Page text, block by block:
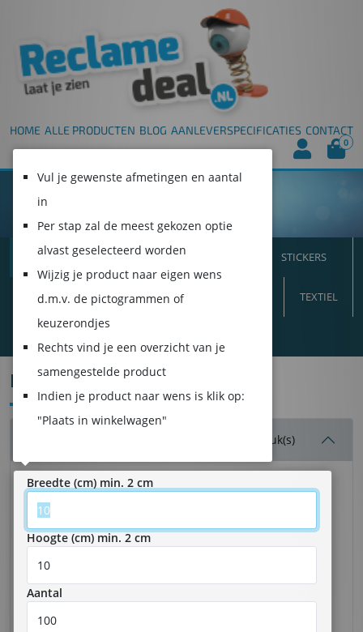
HOME ALLE PRODUCTEN BLOG AANLEVERSPECIFICATIES CONTACT
0
ALLE PRODUCTEN SPANDOEKEN STICKERS
VLAGGEN INTERIEUR BORDEN TEXTIEL
FULL-COLOR STICKERS
10 x 10 cm - 100 stuk(s)
Breedte (cm) min. 2 cm
Hoogte (cm) min. 2 cm
Aantal
Vul je gewenste afmetingen en aantal
in
Per stap zal de meest gekozen optie
alvast geselecteerd worden
Wijzig je product naar eigen wens
d.m.v. de pictogrammen of
keuzerondjes
Rechts vind je een overzicht van je
samengestelde product
Indien je product naar wens is klik op:
"Plaats in winkelwagen"